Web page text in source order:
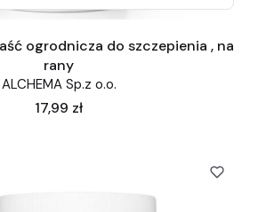
ogrodnicza do szczepienia , na
rany
ALCHEMA Sp.z o.o.
Cena
17,99 zł